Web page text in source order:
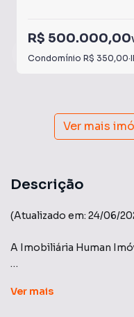
R$ 500.000,00
Condomínio R$ 350,00·
Ver mais
Descrição
(Atualizado em: 24/06/
A Imobiliária Human
Ver mais